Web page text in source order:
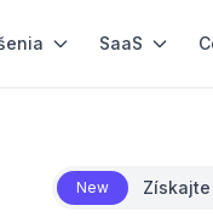
SaaS
New